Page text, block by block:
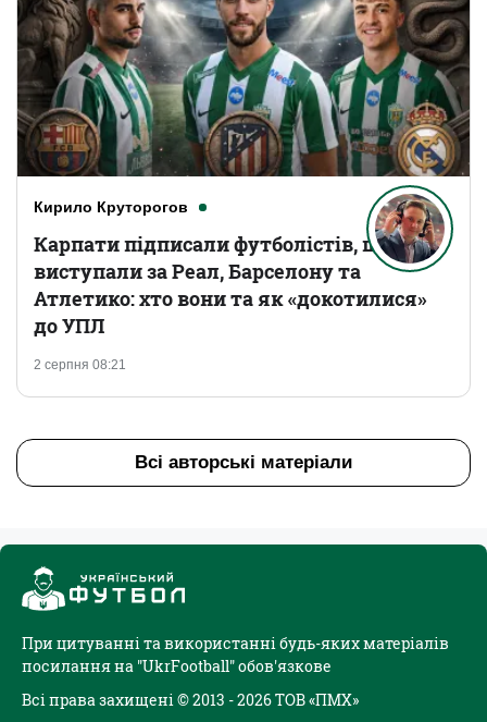
Кирило Круторогов
2 серпня 08:21
Карпати підписали футболістів, що
виступали за Реал, Барселону та
Атлетико: хто вони та як «докотилися»
до УПЛ
Всі авторські матеріали
При цитуванні та використанні будь-яких матеріалів
посилання на "UkrFootball" обов'язкове
Всі права захищені © 2013 - 2026 ТОВ «ПМХ»